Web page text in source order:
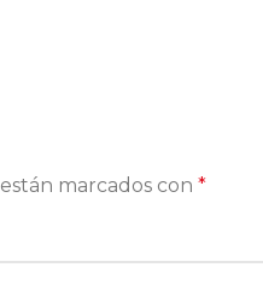
marcados con *